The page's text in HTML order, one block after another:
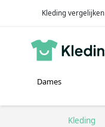
Kleding vergelijken
Dames
Kleding